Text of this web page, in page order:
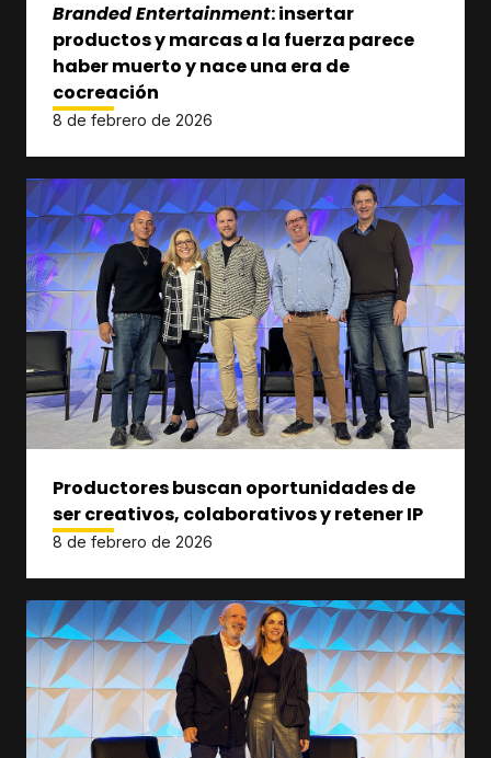
Branded Entertainment: insertar
productos y marcas a la fuerza parece
haber muerto y nace una era de
cocreación
8 de febrero de 2026
Productores buscan oportunidades de
ser creativos, colaborativos y retener IP
8 de febrero de 2026